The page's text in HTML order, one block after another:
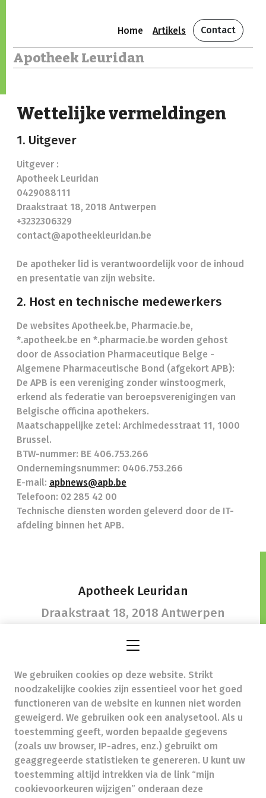
Home Artikels Contact
Apotheek Leuridan
Wettelijke vermeldingen
1. Uitgever
Uitgever :
Apotheek Leuridan
0429088111
Draakstraat 18, 2018 Antwerpen
+3232306329
contact@apotheekleuridan.be
De apotheker lid is verantwoordelijk voor de inhoud
en presentatie van zijn website.
2. Host en technische medewerkers
De websites Apotheek.be, Pharmacie.be,
*.apotheek.be en *.pharmacie.be worden gehost
door de Association Pharmaceutique Belge -
Algemene Pharmaceutische Bond (afgekort APB):
De APB is een vereniging zonder winstoogmerk,
erkend als federatie van beroepsverenigingen van
Belgische officina apothekers.
Maatschappelijke zetel: Archimedesstraat 11, 1000
Brussel.
BTW-nummer: BE 406.753.266
Ondernemingsnummer: 0406.753.266
E-mail: apbnews@apb.be
Telefoon: 02 285 42 00
Technische diensten worden geleverd door de IT-
afdeling binnen het APB.
Apotheek Leuridan
Draakstraat 18, 2018 Antwerpen
contact@apotheekleuridan.be -
Ondernemingsnummer (BTW nr.) (BE)0429088111
Beroepstitel: Apotheker werkzaam in België
Beroepsvereniging: Algemene Pharmaceutische
Bond autorisatienummer FAGG 110225
Valt onder toezicht van de Orde der Apothekers,
02/537.42.67, Henri Jasparlaan 94 1060 Brussel
Deontologie:
Code van de farmaceutische plichtenleer
Tarieven terugbetaalde zorg
We gebruiken cookies op deze website. Strikt
noodzakelijke cookies zijn essentieel voor het goed
functioneren van de website en kunnen niet worden
geweigerd. We gebruiken ook een analysetool. Als u
toestemming geeft, worden bepaalde gegevens
(zoals uw browser, IP-adres, enz.) gebruikt om
geaggregeerde statistieken te genereren. U kunt uw
toestemming altijd intrekken via de link “mijn
cookievoorkeuren wijzigen” onderaan deze